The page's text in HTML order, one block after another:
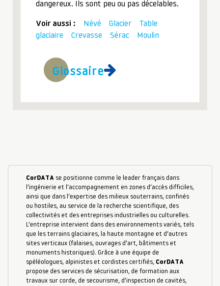
dangereux. Ils sont peu ou pas décelables.
Voir aussi : Névé Glacier
Table
glaciaire
Crevasse Sérac Moulin
Glossaire
CorDATA se positionne comme le leader français dans
l’ingénierie et l’accompagnement en zones d’accès difficiles,
ainsi que dans l’expertise des milieux souterrains, confinés
ou hostiles, au service de la recherche scientifique, des
collectivités et des entreprises industrielles ou culturelles.
L’entreprise intervient dans des environnements variés, tels
que les terrains glaciaires, la haute montagne et d’autres
sites verticaux (falaises, ouvrages d’art, bâtiments et
monuments historiques). Grâce à une équipe de
spéléologues, alpinistes et cordistes certifiés, CorDATA
propose des services de sécurisation, de formation aux
travaux sur corde, de secourisme, d’inspection de cavités,